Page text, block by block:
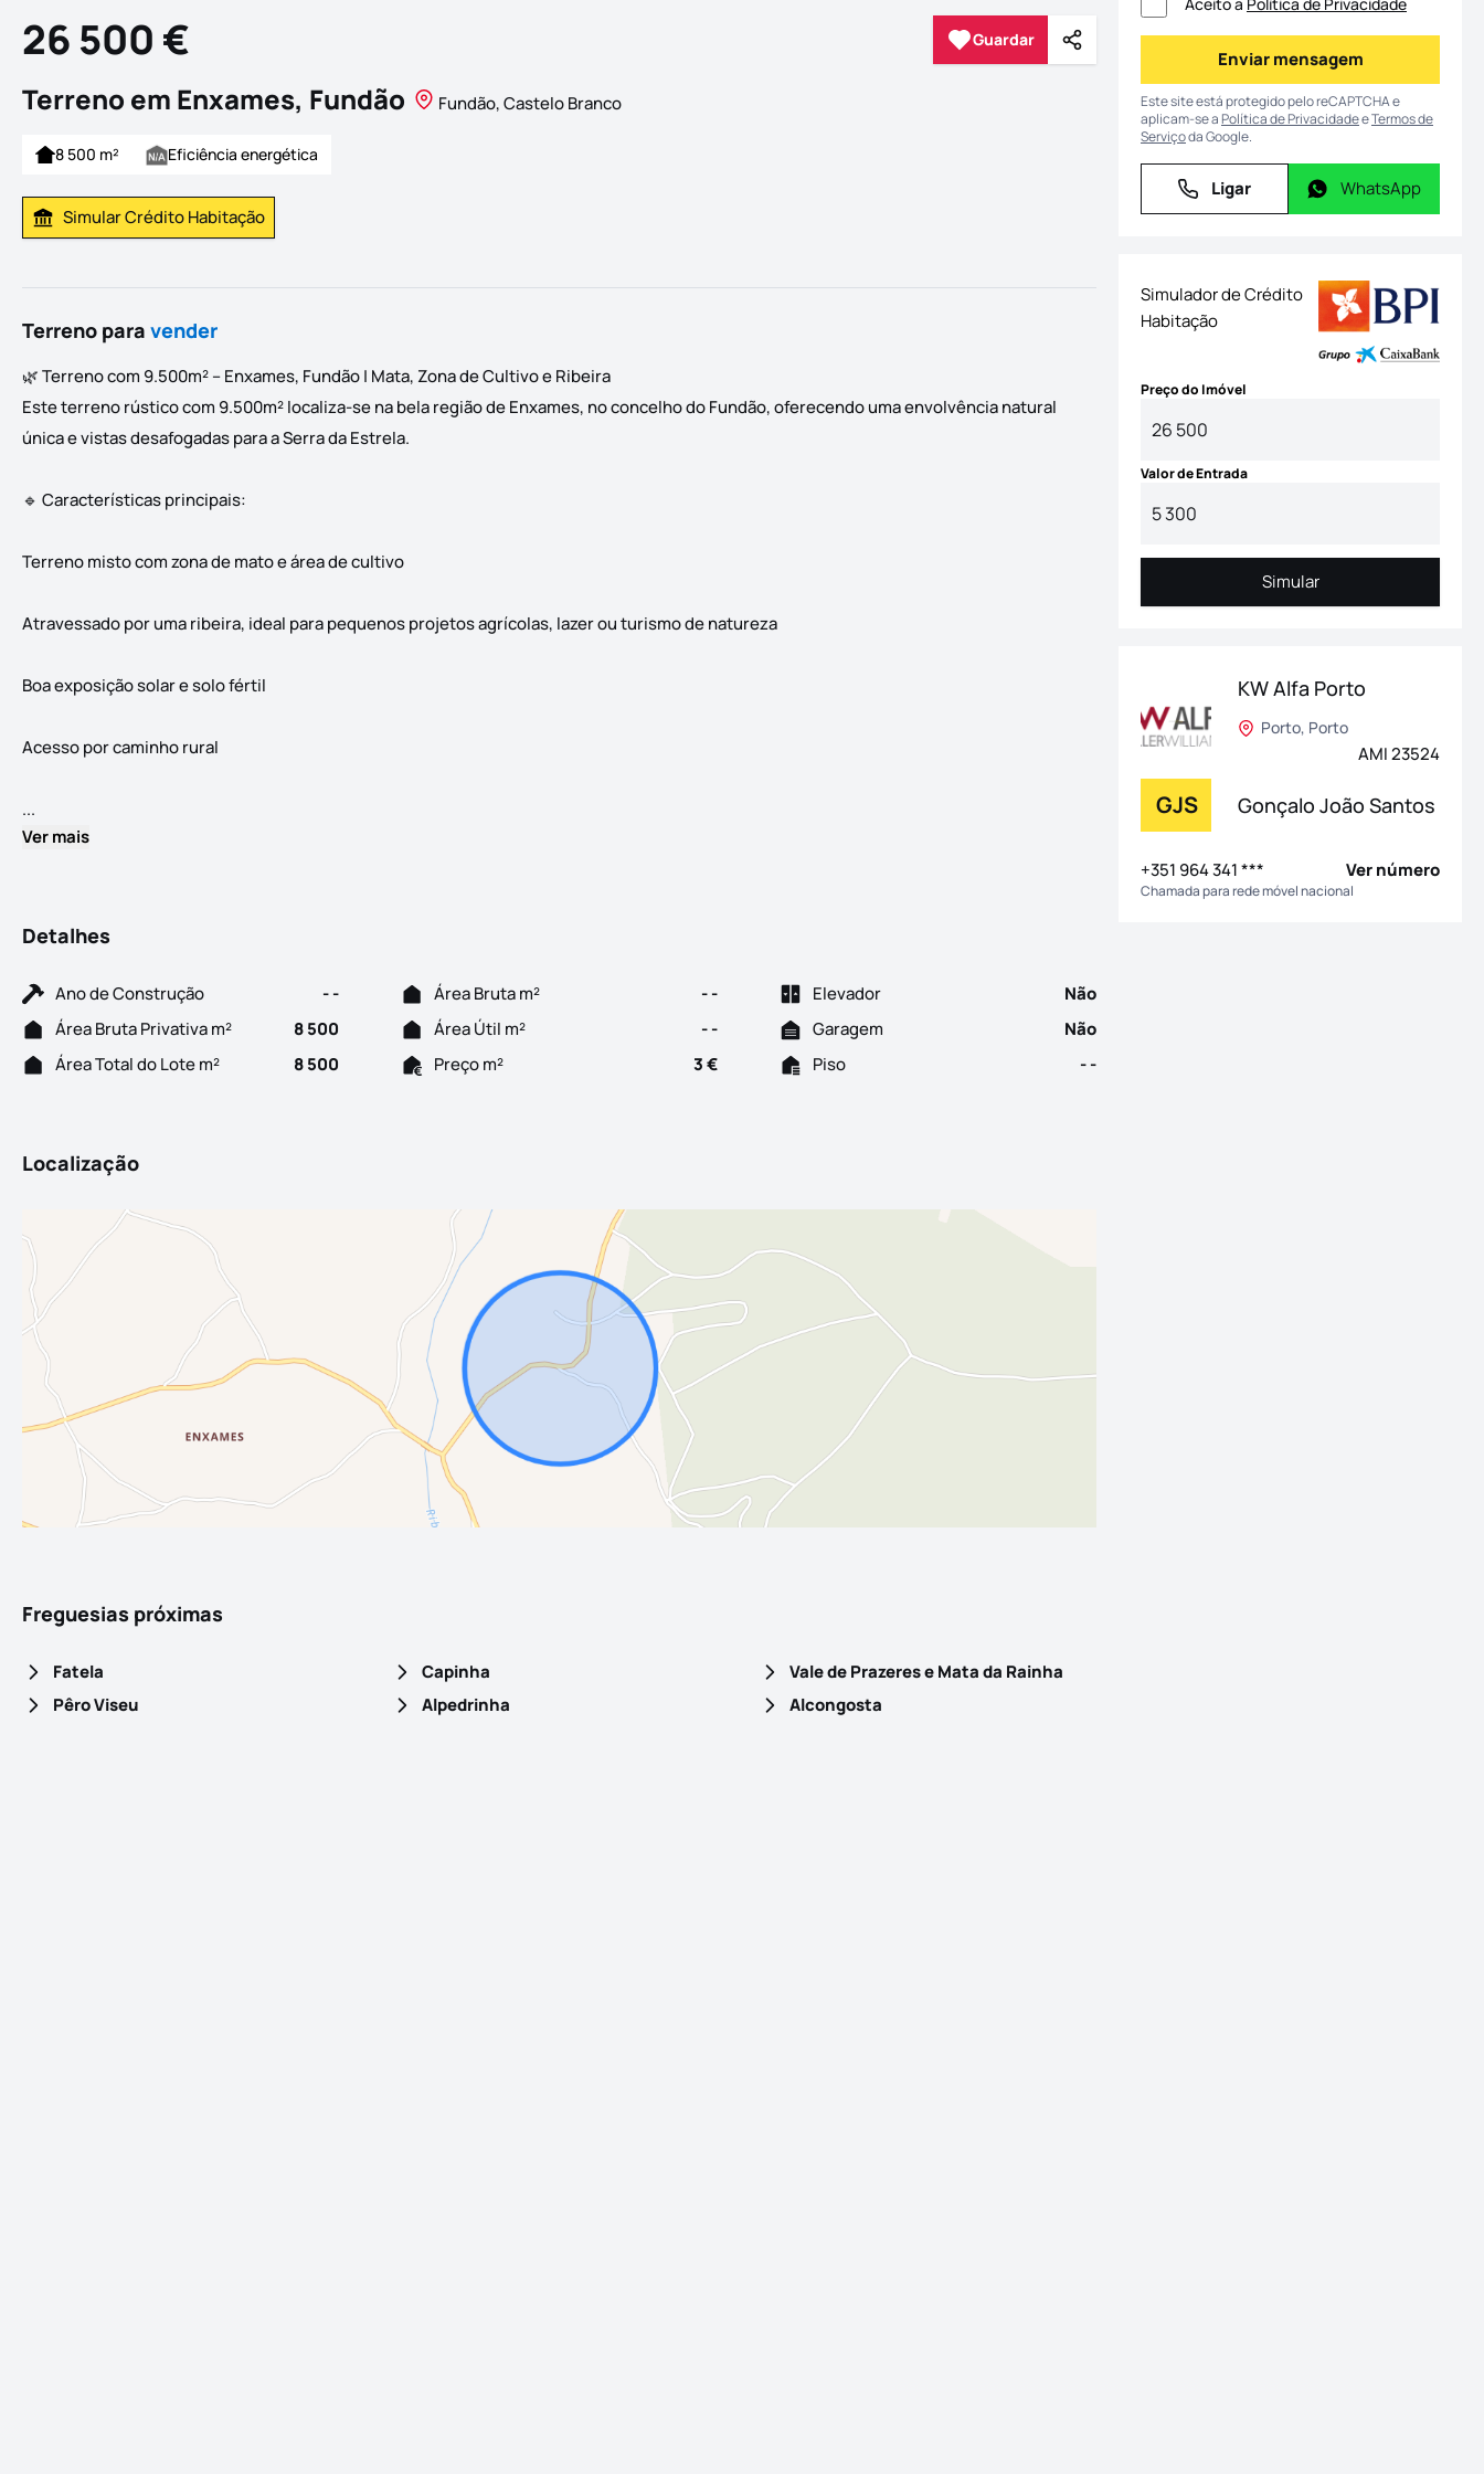
26 500 € Guardar
Guardar Partilhar
Terreno em Enxames, Fundão Fundão, Castelo Branco
8 500 m² Eficiência energética
Simular Prestação
Simular Crédito Habitação
Terreno para vender
🌿 Terreno com 9.500m² – Enxames, Fundão | Mata, Zona de Cultivo e Ribeira
Este terreno rústico com 9.500m² localiza-se na bela região de Enxames, no concelho do Fundão, oferecendo uma envolvência natural
única e vistas desafogadas para a Serra da Estrela.
🔹 Características principais:
Terreno misto com zona de mato e área de cultivo
Atravessado por uma ribeira, ideal para pequenos projetos agrícolas, lazer ou turismo de natureza
Boa exposição solar e solo fértil
Acesso por caminho rural
... 🌿 Terreno com 9.500m² – Enxames, Fundão | Mata, Zona de Cultivo e Ribeira Este terreno rústico com 9.500m² localiza-se na bela região de Enxames, no concelho do Fundão,
Ver mais
Detalhes
Ano de Construção - - Área Bruta m² - - Elevador
Não
Área Bruta Privativa m²
8 500 Área Útil m² - - Garagem
Não
Área Total do Lote m²
8 500 Preço m² 3 € Piso - -
Localização
Freguesias próximas
Fatela Capinha
Vale de Prazeres e Mata da Rainha
Pêro Viseu
Alpedrinha Alcongosta
Enviar mensagem
Enviar mensagem
Este site está protegido pelo reCAPTCHA e
aplicam-se aPolítica de PrivacidadeeTermos de
Serviçoda Google.
Ligar
Ligar WhatsApp
WhatsApp
Simulador de Crédito
Habitação
Preço do Imóvel
Valor de Entrada
Simular
Simular
KW Alfa Porto
Porto, Porto
AMI 23524
GJS Gonçalo João Santos
+351 964 341 *** Ver número
Chamada para rede móvel nacional